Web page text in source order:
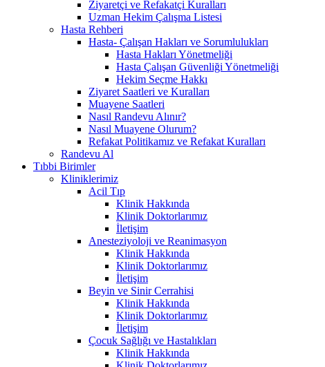
Ziyaretçi ve Refakatçi Kuralları
Uzman Hekim Çalışma Listesi
Hasta Rehberi
Hasta- Çalışan Hakları ve Sorumlulukları
Hasta Hakları Yönetmeliği
Hasta Çalışan Güvenliği Yönetmeliği
Hekim Seçme Hakkı
Ziyaret Saatleri ve Kuralları
Muayene Saatleri
Nasıl Randevu Alınır?
Nasıl Muayene Olurum?
Refakat Politikamız ve Refakat Kuralları
Randevu Al
Tıbbi Birimler
Kliniklerimiz
Acil Tıp
Klinik Hakkında
Klinik Doktorlarımız
İletişim
Anesteziyoloji ve Reanimasyon
Klinik Hakkında
Klinik Doktorlarımız
İletişim
Beyin ve Sinir Cerrahisi
Klinik Hakkında
Klinik Doktorlarımız
İletişim
Çocuk Sağlığı ve Hastalıkları
Klinik Hakkında